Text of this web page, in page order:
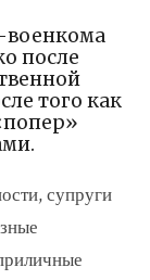
военкома
после
того как
супруги